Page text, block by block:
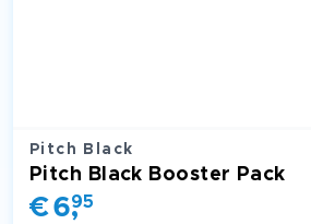
Pitch Black
Pitch Black Booster Pack
€6,
95